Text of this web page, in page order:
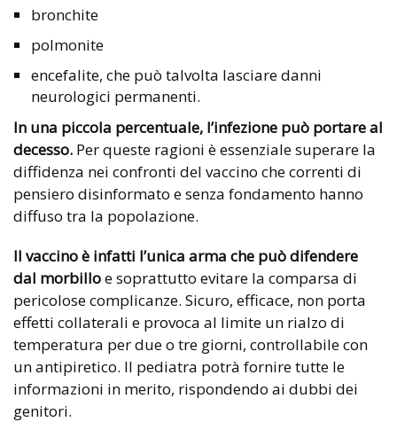
bronchite
polmonite
encefalite, che può talvolta lasciare danni
neurologici permanenti.
In una piccola percentuale, l’infezione può portare al
decesso. Per queste ragioni è essenziale superare la
diffidenza nei confronti del vaccino che correnti di
pensiero disinformato e senza fondamento hanno
diffuso tra la popolazione.
Il vaccino è infatti l’unica arma che può difendere
dal morbilloe soprattutto evitare la comparsa di
pericolose complicanze. Sicuro, efficace, non porta
effetti collaterali e provoca al limite un rialzo di
temperatura per due o tre giorni, controllabile con
un antipiretico. Il pediatra potrà fornire tutte le
informazioni in merito, rispondendo ai dubbi dei
genitori.